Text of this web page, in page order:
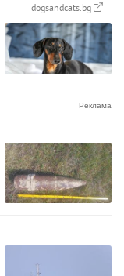
dogsandcats.bg